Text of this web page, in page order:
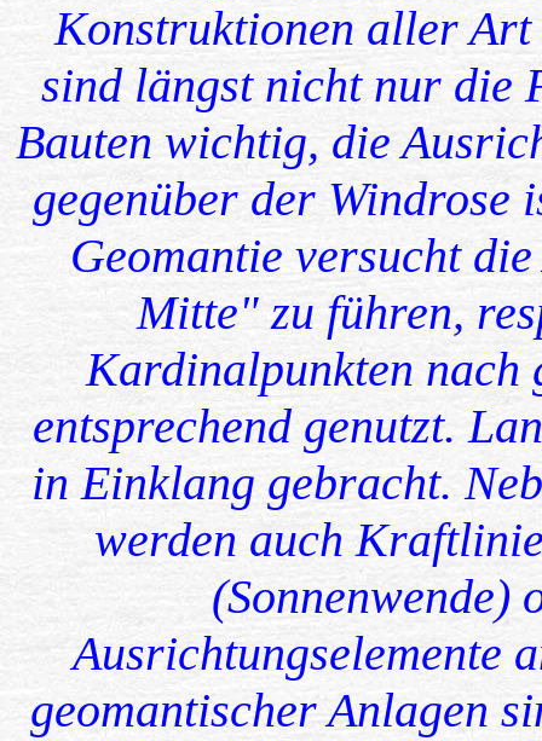
Konstruktionen aller Art
sind längst nicht nur die
Bauten wichtig, die
gegenüber der Windrose
Geomantie versucht
Mitte" zu führen,
Kardinalpunkten nach
entsprechend genutzt.
in Einklang gebracht.
werden auch
(Sonnenwende)
Ausrichtungselemente
geomantischer Anlagen